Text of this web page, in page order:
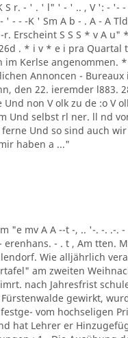
S r. - ' . ' l" ' - ' .. , V ': - '-
' - - -K ' Sm A b - . A - A
r. Erscheint S S S * v A
. * i v * e i pra Quartal
Kerlse angenommen.
Annoncen -
den 22. ieremder l883.
non V olk zu de :o V
Und selbst rl ner. ll nd
Und so sind auch
haben a ..."
"e mv A A --t -, .. '-. -. .-.
erenhans. - . t , Am tten.
Wie alljährlich
am zweiten
nach Jahresfrist
gewirkt,
vom hochseligen
hat Lehrer er